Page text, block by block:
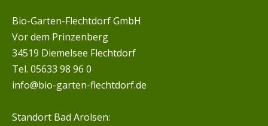
Bio-Garten-Flechtdorf GmbH
Vor dem Prinzenberg
34519 Diemelsee Flechtdorf
Tel. 05633 98 96 0
info@bio-garten-flechtdorf.de
Standort Bad Arolsen: